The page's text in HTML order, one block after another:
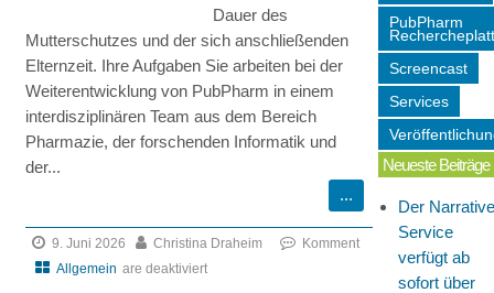
Dauer des
Mutterschutzes und der sich anschließenden
Elternzeit. Ihre Aufgaben Sie arbeiten bei der
Weiterentwicklung von PubPharm in einem
interdisziplinären Team aus dem Bereich
Pharmazie, der forschenden Informatik und
der...
9. Juni 2026
Christina Draheim
Allgemein
Komment
are deaktiviert
PubPharm
Screencast
Services
Neueste Beiträge
Der Narrative
Service
verfügt ab
sofort über